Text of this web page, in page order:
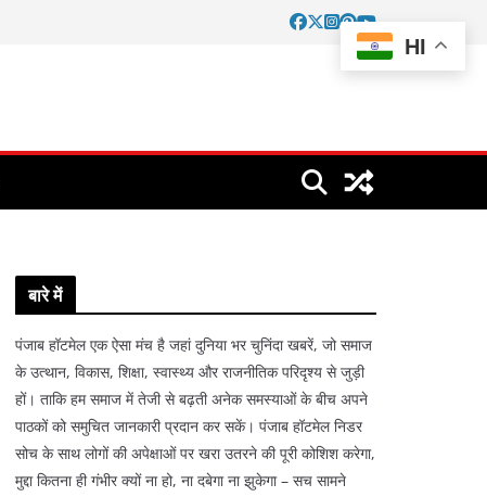
बारे में
पंजाब हॉटमेल एक ऐसा मंच है जहां दुनिया भर चुनिंदा खबरें, जो समाज
के उत्थान, विकास, शिक्षा, स्वास्थ्य और राजनीतिक परिदृश्य से जुड़ी
हों। ताकि हम समाज में तेजी से बढ़ती अनेक समस्याओं के बीच अपने
पाठकों को समुचित जानकारी प्रदान कर सकें। पंजाब हॉटमेल निडर
सोच के साथ लोगों की अपेक्षाओं पर खरा उतरने की पूरी कोशिश करेगा,
मुद्दा कितना ही गंभीर क्यों ना हो, ना दबेगा ना झुकेगा – सच सामने
HI